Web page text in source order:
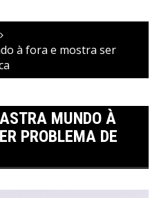
à fora e mostra ser
MUNDO À
PROBLEMA DE